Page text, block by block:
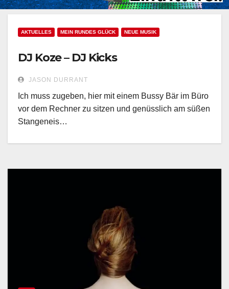
AKTUELLES MEIN RUNDES GLÜCK NEUE MUSIK
DJ Koze – DJ Kicks
JASON DURRANT
Ich muss zugeben, hier mit einem Bussy Bär im Büro
vor dem Rechner zu sitzen und genüsslich am süßen
Stangeneis…